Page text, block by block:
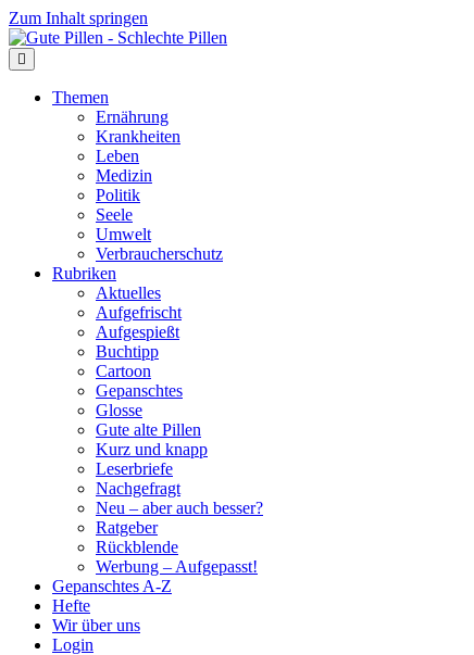
Zum Inhalt springen
Themen
Ernährung
Krankheiten
Leben
Medizin
Politik
Seele
Umwelt
Verbraucherschutz
Rubriken
Aktuelles
Aufgefrischt
Aufgespießt
Buchtipp
Cartoon
Gepanschtes
Glosse
Gute alte Pillen
Kurz und knapp
Leserbriefe
Nachgefragt
Neu – aber auch besser?
Ratgeber
Rückblende
Werbung – Aufgepasst!
Gepanschtes A-Z
Hefte
Wir über uns
Login